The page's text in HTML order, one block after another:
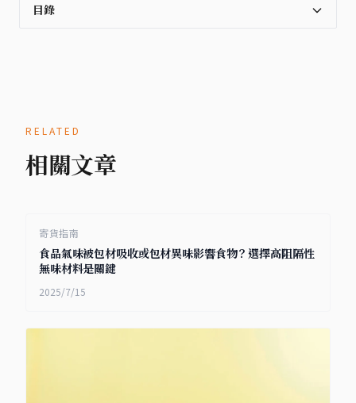
目錄
RELATED
相關文章
寄貨指南
食品氣味被包材吸收或包材異味影響食物？選擇高阻隔性
無味材料是關鍵
2025/7/15